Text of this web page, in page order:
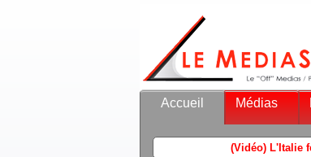
Accueil Médias